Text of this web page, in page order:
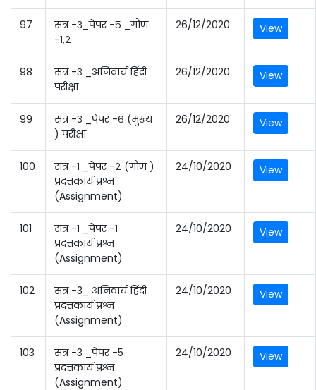
97
सत्र -३_पेपर -५ _गौण
-१,२
26/12/2020 View
98
सत्र -३ _अनिवार्य हिंदी
परीक्षा
26/12/2020 View
99
सत्र -३ _पेपर -६ (मुख्य
) परीक्षा
26/12/2020 View
100
सत्र -१ _पेपर -२ (गौण )
प्रदत्तकार्य प्रश्न
(Assignment)
24/10/2020 View
101
सत्र -१ _पेपर -१
प्रदत्तकार्य प्रश्न
(Assignment)
24/10/2020 View
102
सत्र -3_ अनिवार्य हिंदी
प्रदत्तकार्य प्रश्न
(Assignment)
24/10/2020 View
103
सत्र -3 _पेपर -5
प्रदत्तकार्य प्रश्न
(Assignment)
24/10/2020 View